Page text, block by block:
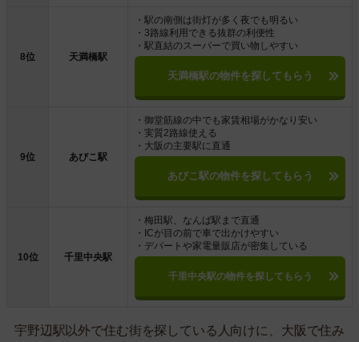
8位 天満橋駅
・駅の南側は街灯が多く夜でも明るい
・3路線利用できる抜群の利便性
・駅直結のスーパーで買い物しやすい
天満橋駅の物件を探してもらう
9位 あびこ駅
・御堂筋線の中でも家賃相場がかなり安い
・実質2路線使える
・大阪の主要駅に直通
あびこ駅の物件を探してもらう
10位 千里中央駅
・梅田駅、なんば駅まで直通
・ICが目の前で車で出かけやすい
・デパートや家電量販店が密集している
千里中央駅の物件を探してもらう
宇野辺駅以外で住む街を探している人向けに、大阪で住み